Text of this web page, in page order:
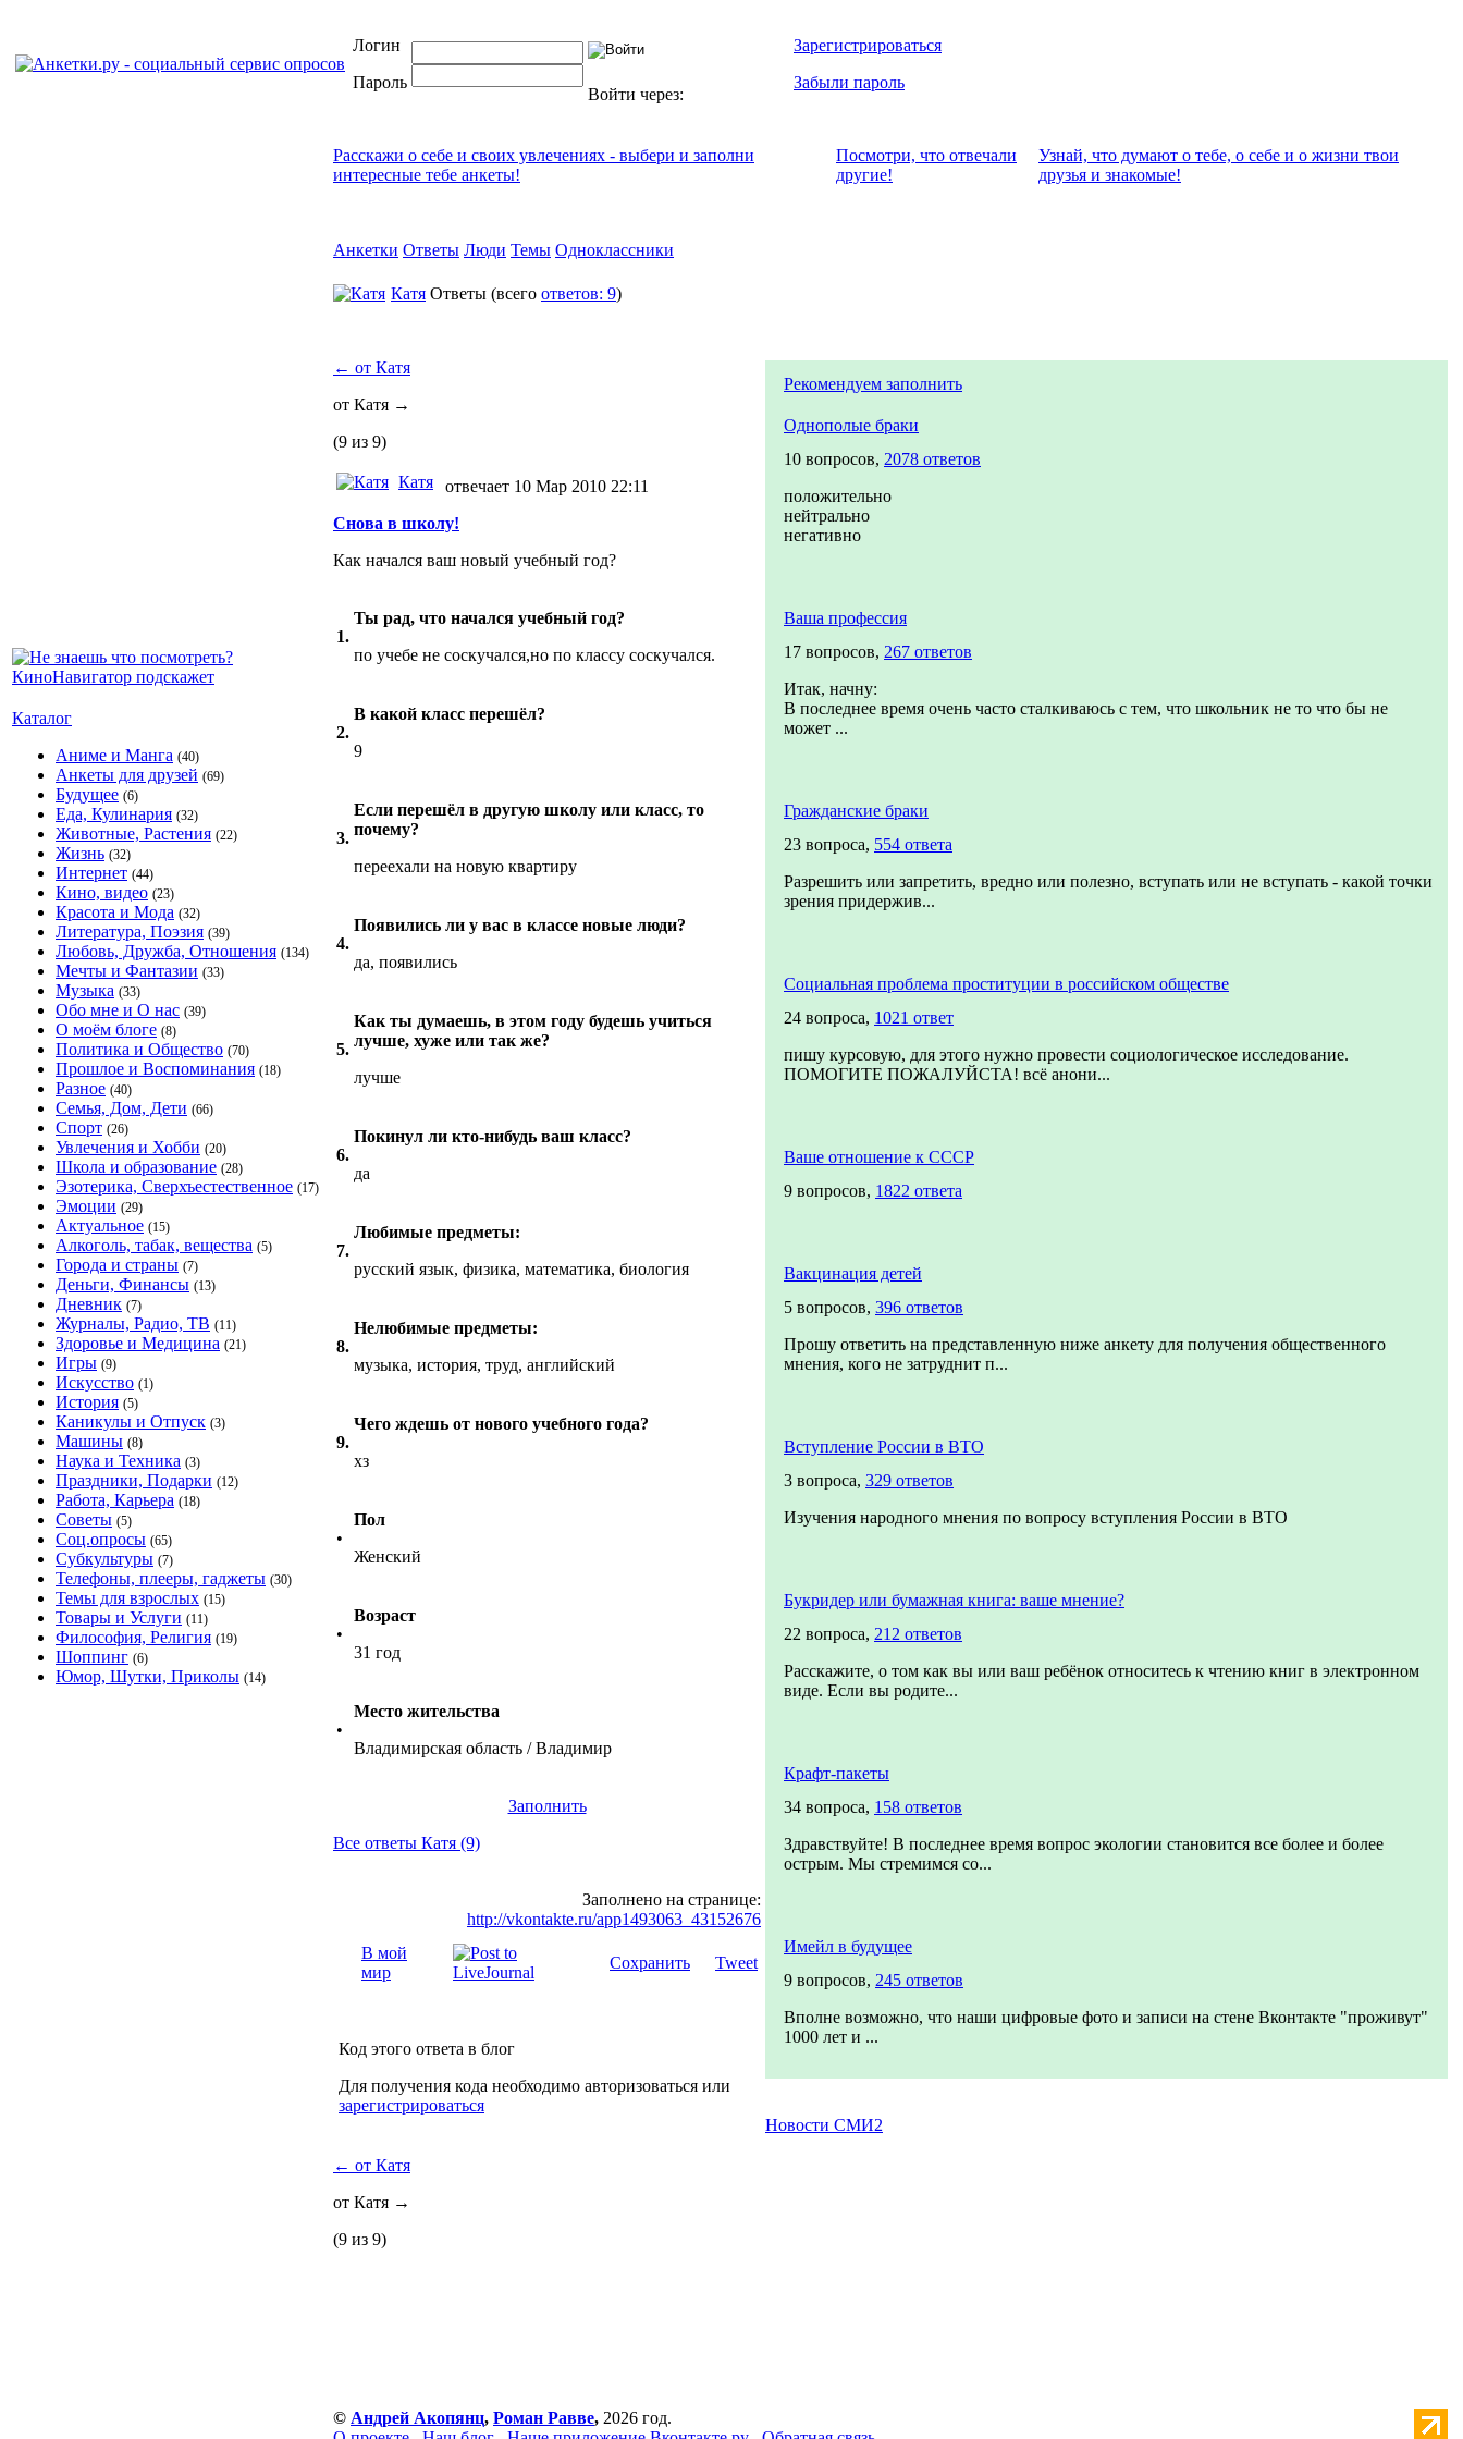
Логин
Пароль
Войти через:
Зарегистрироваться
Забыли пароль
Каталог
Аниме и Манга (40)
Анкеты для друзей (69)
Будущее (6)
Еда, Кулинария (32)
Животные, Растения (22)
Жизнь (32)
Интернет (44)
Кино, видео (23)
Красота и Мода (32)
Литература, Поэзия (39)
Любовь, Дружба, Отношения (134)
Мечты и Фантазии (33)
Музыка (33)
Обо мне и О нас (39)
О моём блоге (8)
Политика и Общество (70)
Прошлое и Воспоминания (18)
Разное (40)
Семья, Дом, Дети (66)
Спорт (26)
Увлечения и Хобби (20)
Школа и образование (28)
Эзотерика, Сверхъестественное (17)
Эмоции (29)
Актуальное (15)
Алкоголь, табак, вещества (5)
Города и страны (7)
Деньги, Финансы (13)
Дневник (7)
Журналы, Радио, ТВ (11)
Здоровье и Медицина (21)
Игры (9)
Искусство (1)
История (5)
Каникулы и Отпуск (3)
Машины (8)
Наука и Техника (3)
Праздники, Подарки (12)
Работа, Карьера (18)
Советы (5)
Соц.опросы (65)
Субкультуры (7)
Телефоны, плееры, гаджеты (30)
Темы для взрослых (15)
Товары и Услуги (11)
Философия, Религия (19)
Шоппинг (6)
Юмор, Шутки, Приколы (14)
Расскажи о себе и своих увлечениях - выбери и заполни
интересные тебе анкеты!
Посмотри, что отвeчали
другие!
Узнай, что думают о тебе, о себе и о жизни твои
друзья и знакомые!
Анкетки Ответы Люди Темы Одноклассники
Катя Ответы (всего ответов: 9)
← от Катя
от Катя →
(9 из 9)
Катя
отвечает 10 Мар 2010 22:11
Снова в школу!
Как начался ваш новый учебный год?
1.
Ты рад, что начался учебный год?
по учебе не соскучался,но по классу соскучался.
2.
В какой класс перешёл?
9
3.
Если перешёл в другую школу или класс, то
почему?
переехали на новую квартиру
4.
Появились ли у вас в классе новые люди?
да, появились
5.
Как ты думаешь, в этом году будешь учиться
лучше, хуже или так же?
лучше
6.
Покинул ли кто-нибудь ваш класс?
да
7.
Любимые предметы:
русский язык, физика, математика, биология
8.
Нелюбимые предметы:
музыка, история, труд, английский
9.
Чего ждешь от нового учебного года?
хз
•
Пол
Женский
•
Возраст
31 год
•
Место жительства
Владимирская область / Владимир
Заполнить
Все ответы Катя (9)
Заполнено на странице:
http://vkontakte.ru/app1493063_43152676
В мой
мир
Сохранить Tweet
Код этого ответа в блог
Для получения кода необходимо авторизоваться или
зарегистрироваться
← от Катя
от Катя →
(9 из 9)
Рекомендуем заполнить
Однополые браки
10 вопросов, 2078 ответов
положительно
нейтрально
негативно
Ваша профессия
17 вопросов, 267 ответов
Итак, начну:
В последнее время очень часто сталкиваюсь с тем, что школьник не то что бы не
может ...
Гражданские браки
23 вопроса, 554 ответа
Разрешить или запретить, вредно или полезно, вступать или не вступать - какой точки
зрения придержив...
Социальная проблема проституции в российском обществе
24 вопроса, 1021 ответ
пишу курсовую, для этого нужно провести социологическое исследование.
ПОМОГИТЕ ПОЖАЛУЙСТА! всё анони...
Ваше отношение к СССР
9 вопросов, 1822 ответа
Вакцинация детей
5 вопросов, 396 ответов
Прошу ответить на представленную ниже анкету для получения общественного
мнения, кого не затруднит п...
Вступление России в ВТО
3 вопроса, 329 ответов
Изучения народного мнения по вопросу вступления России в ВТО
Букридер или бумажная книга: ваше мнение?
22 вопроса, 212 ответов
Расскажите, о том как вы или ваш ребёнок относитесь к чтению книг в электронном
виде. Если вы родите...
Крафт-пакеты
34 вопроса, 158 ответов
Здравствуйте! В последнее время вопрос экологии становится все более и более
острым. Мы стремимся со...
Имейл в будущее
9 вопросов, 245 ответов
Вполне возможно, что наши цифровые фото и записи на стене Вконтакте "проживут"
1000 лет и ...
Новости СМИ2
© Андрей Акопянц, Роман Равве, 2026 год.